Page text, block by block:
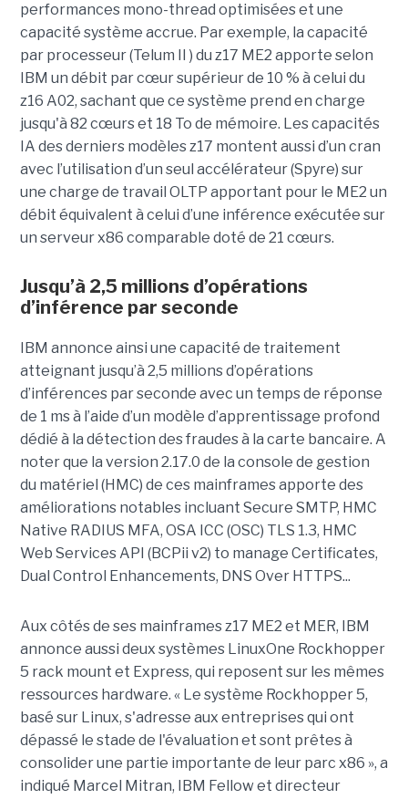
performances mono-thread optimisées et une
capacité système accrue. Par exemple, la capacité
par processeur (Telum II ) du z17 ME2 apporte selon
IBM un débit par cœur supérieur de 10 % à celui du
z16 A02, sachant que ce système prend en charge
jusqu'à 82 cœurs et 18 To de mémoire. Les capacités
IA des derniers modèles z17 montent aussi d’un cran
avec l’utilisation d’un seul accélérateur (Spyre) sur
une charge de travail OLTP apportant pour le ME2 un
débit équivalent à celui d’une inférence exécutée sur
un serveur x86 comparable doté de 21 cœurs.
Jusqu’à 2,5 millions d’opérations
d’inférence par seconde
IBM annonce ainsi une capacité de traitement
atteignant jusqu’à 2,5 millions d’opérations
d’inférences par seconde avec un temps de réponse
de 1 ms à l’aide d’un modèle d’apprentissage profond
dédié à la détection des fraudes à la carte bancaire. A
noter que la version 2.17.0 de la console de gestion
du matériel (HMC) de ces mainframes apporte des
améliorations notables incluant Secure SMTP, HMC
Native RADIUS MFA, OSA ICC (OSC) TLS 1.3, HMC
Web Services API (BCPii v2) to manage Certificates,
Dual Control Enhancements, DNS Over HTTPS...
Aux côtés de ses mainframes z17 ME2 et MER, IBM
annonce aussi deux systèmes LinuxOne Rockhopper
5 rack mount et Express, qui reposent sur les mêmes
ressources hardware. « Le système Rockhopper 5,
basé sur Linux, s'adresse aux entreprises qui ont
dépassé le stade de l'évaluation et sont prêtes à
consolider une partie importante de leur parc x86 », a
indiqué Marcel Mitran, IBM Fellow et directeur